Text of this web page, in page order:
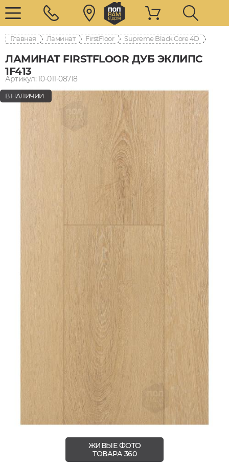
Главная Ламинат FirstFloor Supreme Black Core 4D
ЛАМИНАТ FIRSTFLOOR ДУБ ЭКЛИПС
1F413
Артикул: 10-011-08718
В НАЛИЧИИ
ЖИВЫЕ ФОТО
ТОВАРА 360